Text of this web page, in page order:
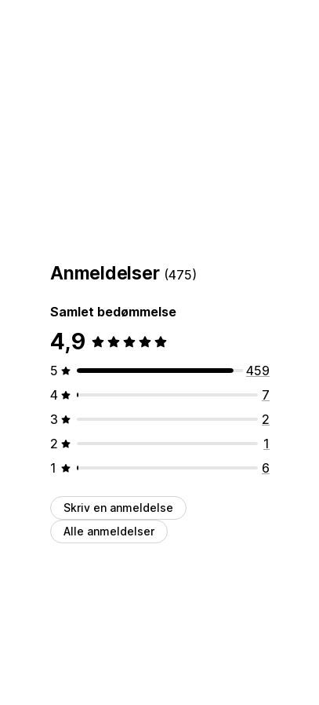
Anmeldelser (475)
Samlet bedømmelse
4,9
5
459
4
7
3
2
2
1
1
6
Skriv en anmeldelse
Alle anmeldelser